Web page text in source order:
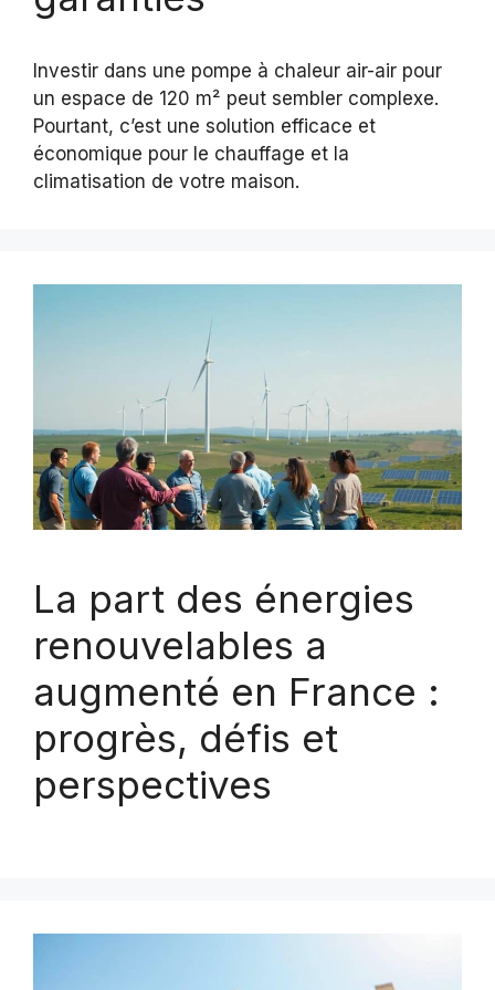
Investir dans une pompe à chaleur air-air pour
un espace de 120 m² peut sembler complexe.
Pourtant, c’est une solution efficace et
économique pour le chauffage et la
climatisation de votre maison.
La part des énergies
renouvelables a
augmenté en France :
progrès, défis et
perspectives